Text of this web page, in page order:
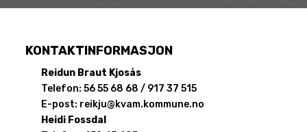
KONTAKTINFORMASJON
Reidun Braut Kjosås
Telefon: 56 55 68 68 / 917 37 515
E-post: reikju@kvam.kommune.no
Heidi Fossdal